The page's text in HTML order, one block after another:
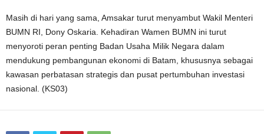
Masih di hari yang sama, Amsakar turut menyambut Wakil Menteri
BUMN RI, Dony Oskaria. Kehadiran Wamen BUMN ini turut
menyoroti peran penting Badan Usaha Milik Negara dalam
mendukung pembangunan ekonomi di Batam, khususnya sebagai
kawasan perbatasan strategis dan pusat pertumbuhan investasi
nasional. (KS03)